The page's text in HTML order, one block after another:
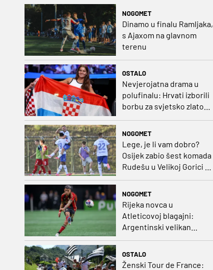
NOGOMET
Dinamo u finalu Ramljaka,
s Ajaxom na glavnom
terenu
OSTALO
Nevjerojatna drama u
polufinalu: Hrvati izborili
borbu za svjetsko zlato
NOGOMET
Lege, je li vam dobro?
Osijek zabio šest komada
Rudešu u Velikoj Gorici i
gleda Hrvatsku s vrha
NOGOMET
Rijeka novca u
Atleticovoj blagajni:
Argentinski velikan
doveo Almadu i oborio
OSTALO
Ženski Tour de France: